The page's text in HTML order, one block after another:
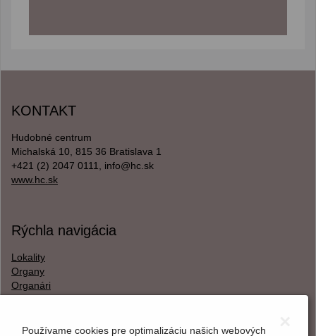
KONTAKT
Hudobné centrum
Michalská 10, 815 36 Bratislava 1
+421 (2) 2047 0111, info@hc.sk
www.hc.sk
Rýchla navigácia
Lokality
Organy
Organári
Používame cookies pre optimalizáciu našich webových